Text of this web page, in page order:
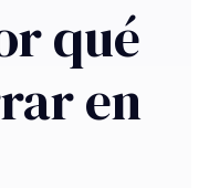
qué
en